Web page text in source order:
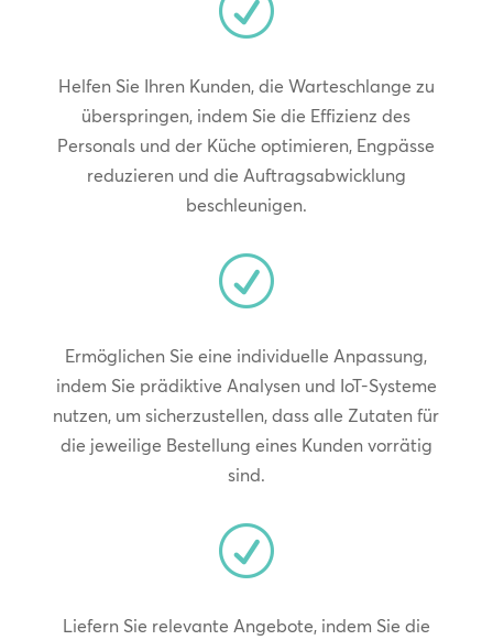
Helfen Sie Ihren Kunden, die Warteschlange zu
überspringen, indem Sie die Effizienz des
Personals und der Küche optimieren, Engpässe
reduzieren und die Auftragsabwicklung
beschleunigen.
R
Ermöglichen Sie eine individuelle Anpassung,
indem Sie prädiktive Analysen und IoT-Systeme
nutzen, um sicherzustellen, dass alle Zutaten für
die jeweilige Bestellung eines Kunden vorrätig
sind.
R
Liefern Sie relevante Angebote, indem Sie die